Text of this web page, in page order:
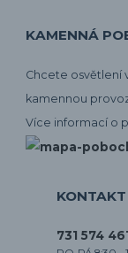
KAMENNÁ
Chcete osvětlení
kamennou
Více informací o
KONTAKT
731 574